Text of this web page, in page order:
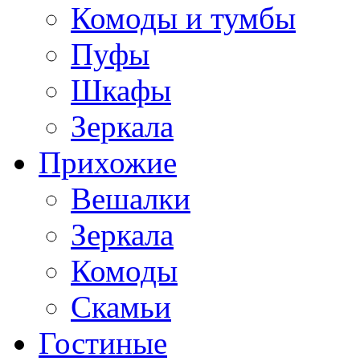
Комоды и тумбы
Пуфы
Шкафы
Зеркала
Прихожие
Вешалки
Зеркала
Комоды
Скамьи
Гостиные